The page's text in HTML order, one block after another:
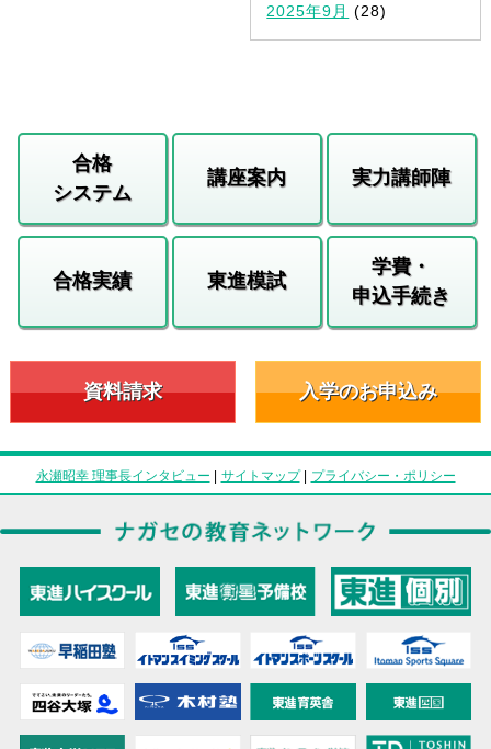
2025年9月 (28)
合格
システム
講座案内 実力講師陣
合格実績 東進模試
学費・
申込手続き
資料請求 入学のお申込み
永瀬昭幸 理事長インタビュー | サイトマップ| プライバシー・ポリシー